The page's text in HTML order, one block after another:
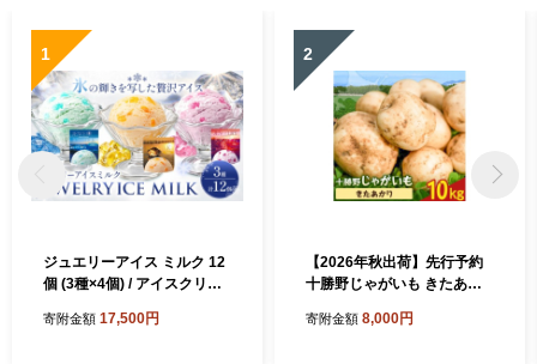
1
ジュエリーアイス ミルク 12
個 (3種×4個) / アイスクリー
スイーツ お菓子 デザート ぶ
寄附金額 17,500円
2
【2026年秋出荷】先行予約
十勝野じゃがいも きたあか
0月中旬-11月末頃出荷》北海
寄附金額 8,000円